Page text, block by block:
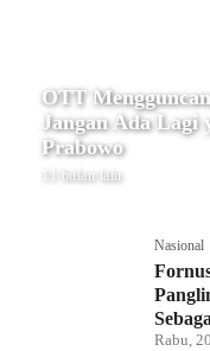
OTT
Jangan Ada Lagi
Prabowo
11 bulan lalu
Nasional
Rabu,